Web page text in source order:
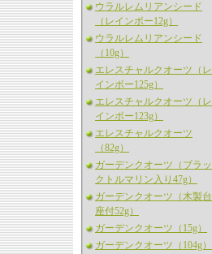
ウラルレムリアンシード
（レインボー12g）
ウラルレムリアンシード
（10g）
エレスチャルクオーツ（レ
インボー125g）
エレスチャルクオーツ（レ
インボー123g）
エレスチャルクオーツ
（82g）
ガーデンクオーツ（ブラッ
クトルマリン入り47g）
ガーデンクオーツ（木製台
座付52g）
ガーデンクオーツ（15g）
ガーデンクオーツ（104g）